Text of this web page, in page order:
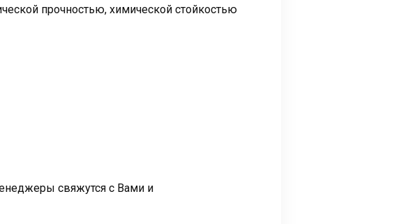
прочностью, химической стойкостью
свяжутся с Вами и